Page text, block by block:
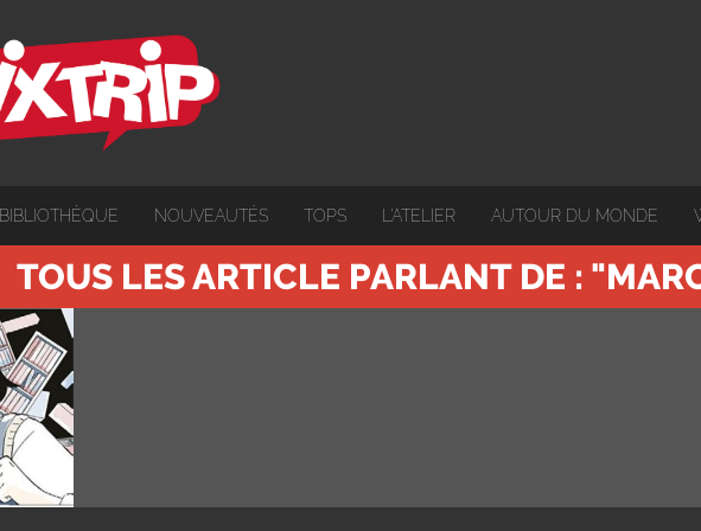
BIBLIOTHÈQUE NOUVEAUTÉS TOPS L'ATELIER AUTOUR DU MONDE
TOUS LES ARTICLE PARLANT DE :